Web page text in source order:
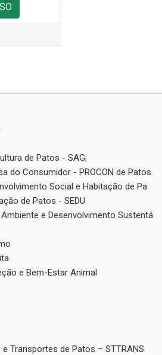
de Patos - SAG;
do Consumidor - PROCON de Patos
Social e Habitação de Pa
de Patos - SEDU
e Desenvolvimento Sustentá
e Bem-Estar Animal
Transportes de Patos – STTRANS